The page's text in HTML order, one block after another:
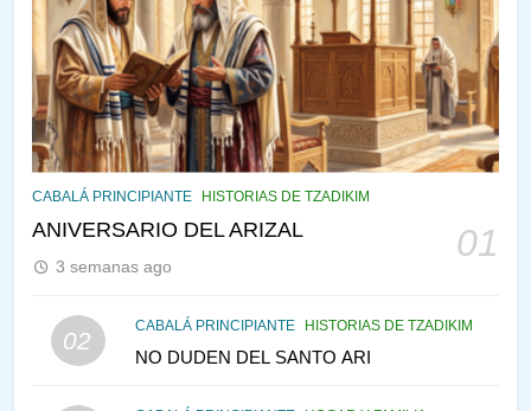
CABALÁ PRINCIPIANTE HISTORIAS DE TZADIKIM
ANIVERSARIO DEL ARIZAL 01
3 semanas ago
02
CABALÁ PRINCIPIANTE HISTORIAS DE TZADIKIM
NO DUDEN DEL SANTO ARI
144
¿QUIÉN ES SABIO? EL QUE
VE LO QUE VA A NACER
PENSAMIENTO JUDÍO PIRKEI AVOT
145
CABALÁ Y JASIDUT: EL
CONSEJO DE LOS PADRES
146
TEMPLO Y LA ALEGRÍA EN